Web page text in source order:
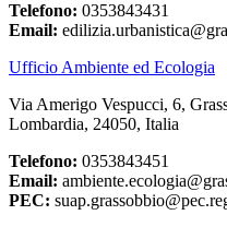
Telefono: 0353843431
Email:
Ufficio Ambiente ed Ecologia
Via Amerigo Vespucci, 6,
Lombardia, 24050, Italia
Telefono: 0353843451
Email:
PEC: